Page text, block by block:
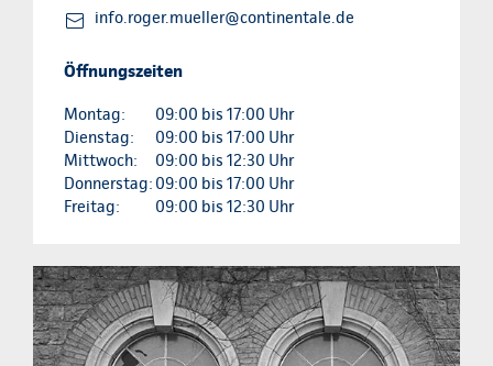
info.roger.mueller@continentale.de
Öffnungszeiten
Montag:
09:00 bis 17:00 Uhr
Dienstag:
09:00 bis 17:00 Uhr
Mittwoch:
09:00 bis 12:30 Uhr
Donnerstag: 09:00 bis 17:00 Uhr
Freitag:
09:00 bis 12:30 Uhr